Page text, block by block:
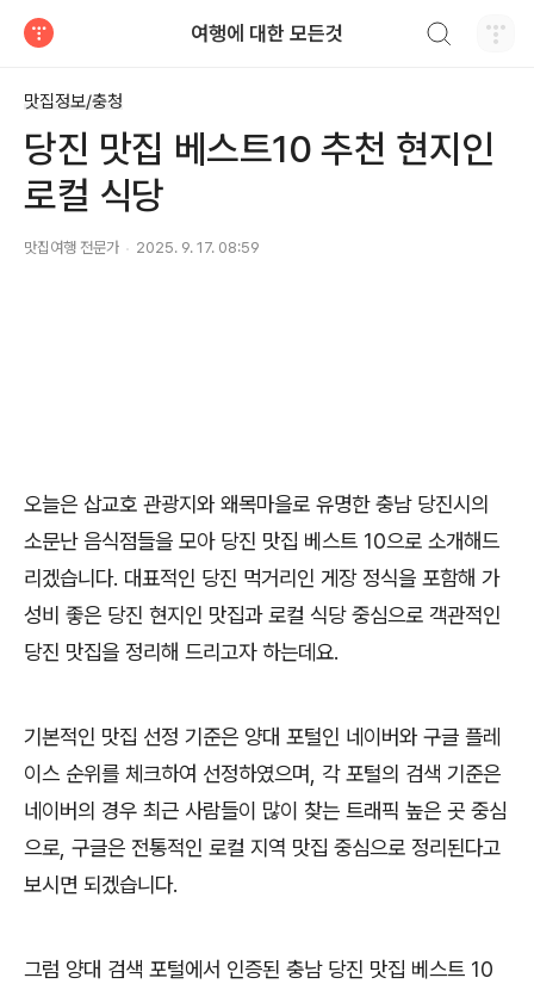
여행에 대한 모든것
맛집정보/충청
당진 맛집 베스트10 추천 현지인
로컬 식당
맛집여행 전문가 2025. 9. 17. 08:59
오늘은 삽교호 관광지와 왜목마을로 유명한 충남 당진시의
소문난 음식점들을 모아 당진 맛집 베스트 10으로 소개해드
리겠습니다. 대표적인 당진 먹거리인 게장 정식을 포함해 가
성비 좋은 당진 현지인 맛집과 로컬 식당 중심으로 객관적인
당진 맛집을 정리해 드리고자 하는데요.
기본적인 맛집 선정 기준은 양대 포털인 네이버와 구글 플레
이스 순위를 체크하여 선정하였으며, 각 포털의 검색 기준은
네이버의 경우 최근 사람들이 많이 찾는 트래픽 높은 곳 중심
으로, 구글은 전통적인 로컬 지역 맛집 중심으로 정리된다고
보시면 되겠습니다.
그럼 양대 검색 포털에서 인증된 충남 당진 맛집 베스트 10